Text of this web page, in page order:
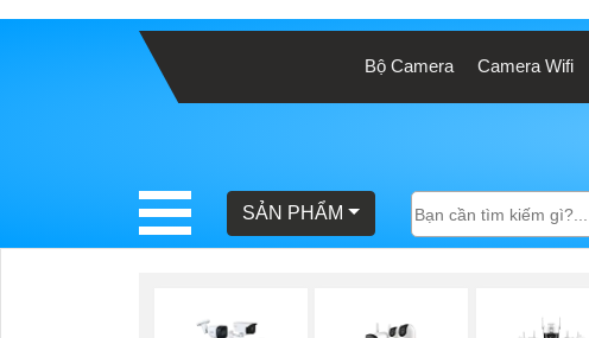
Bộ Camera Camera Wifi
SẢN PHẨM